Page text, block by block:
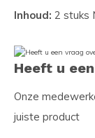
Inhoud: 2 stuks
Heeft u
Onze
juiste product